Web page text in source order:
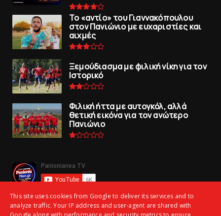
To «αντίο» του Γιαννακόπουλου
στον Πανιώνιο με ευχαριστίες και
αιχμές
Ξεμούδιασμα με φιλική νίκη για τoν
Iστορικό
Φιλική ήττα με αυτογκόλ, αλλά
θετική εικόνα για τον ανώτερo
Πανιώνιo
This site uses cookies from Google to deliver its services and to
analyze traffic. Your IP address and user-agent are shared with